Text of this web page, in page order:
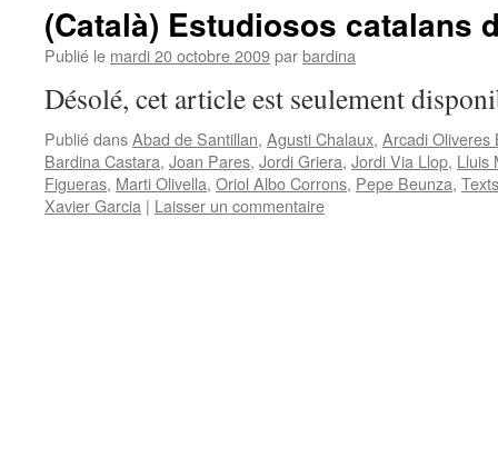
(Català) Estudiosos catalans
Publié le mardi 20 octobre 2009parbardina
Désolé, cet article est seulement
Publié dansAbad de Santillan, Agusti Chalaux, Arcadi Oliveres
Bardina Castara, Joan Pares, Jordi Griera, Jordi Via Llop, Lluis
Figueras, Marti Olivella, Oriol Albo Corrons, Pepe Beunza,
Xavier Garcia | Laisser un commentaire